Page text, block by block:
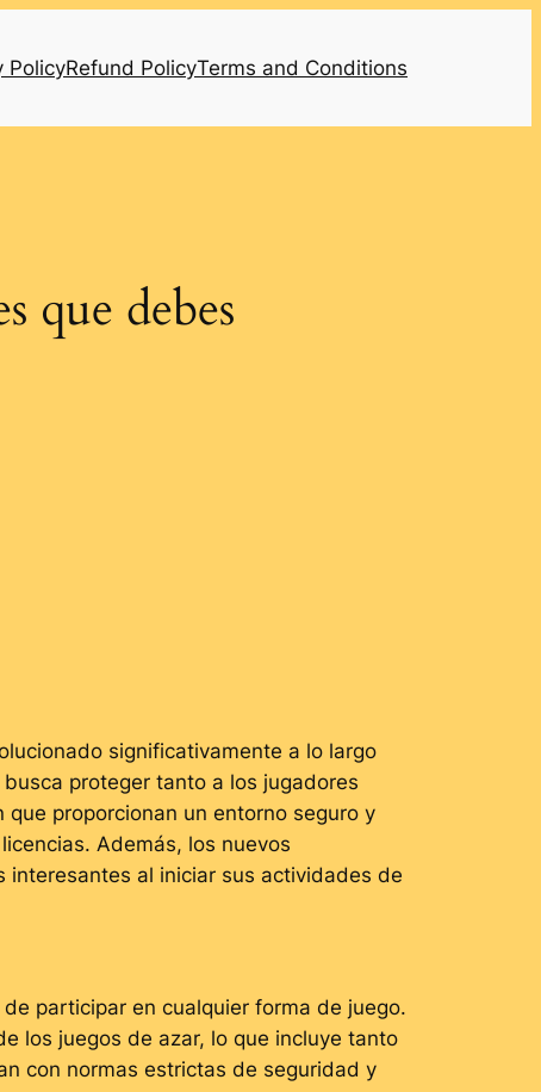
PolicyRefund PolicyTerms and Conditions
que debes
significativamente a lo largo
proteger tanto a los jugadores
proporcionan un entorno seguro y
Además, los nuevos
interesantes al iniciar sus actividades de
participar en cualquier forma de juego.
los juegos de azar, lo que incluye tanto
con normas estrictas de seguridad y